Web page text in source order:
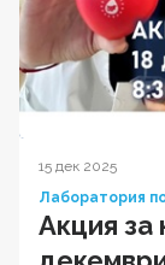
15 дек 2025
Лаборатория
Акция за